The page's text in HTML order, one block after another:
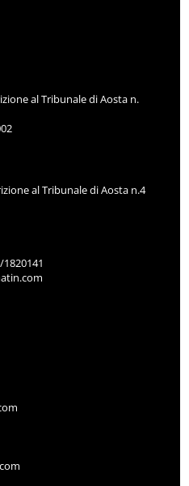
al Tribunale di Aosta n.
al Tribunale di Aosta n.4